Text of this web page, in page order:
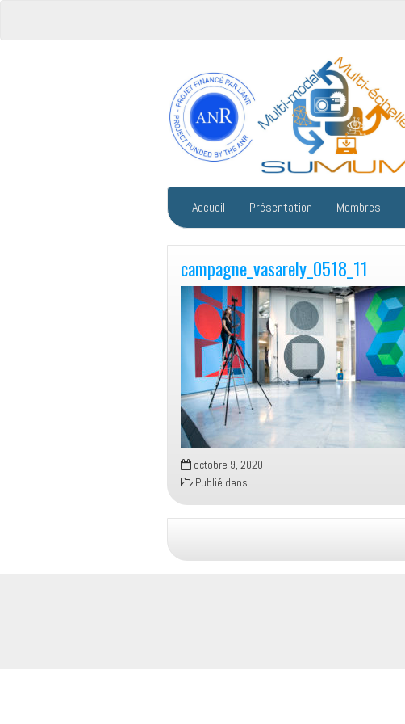
Accueil Présentation Membres
campagne_vasarely_0518_11
octobre 9, 2020
Publié dans